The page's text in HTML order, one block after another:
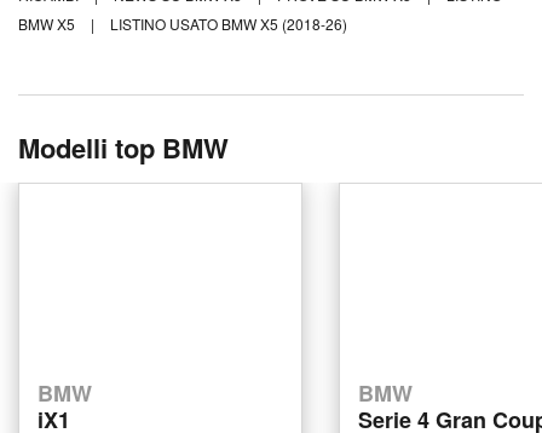
BMW X5
| LISTINO USATO BMW X5 (2018-26)
Modelli top BMW
BMW
iX1
BMW
Serie 4 Gran